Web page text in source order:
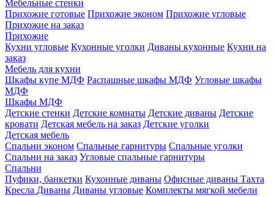
Мебельные стенки
Прихожие готовые Прихожие эконом Прихожие угловые
Прихожие на заказ
Прихожие
Кухни угловые Кухонные уголки Диваны кухонные Кухни на
заказ
Мебель для кухни
Шкафы купе МДФ Распашные шкафы МДФ Угловые шкафы
МДФ
Шкафы МДФ
Детские стенки Детские комнаты Детские диваны Детские
кровати Детская мебель на заказ Детские уголки
Детская мебель
Спальни эконом Спальные гарнитуры Спальные уголки
Спальни на заказ Угловые спальные гарнитуры
Спальни
Пуфики, банкетки Кухонные диваны Офисные диваны Тахта
Кресла Диваны Диваны угловые Комплекты мягкой мебели